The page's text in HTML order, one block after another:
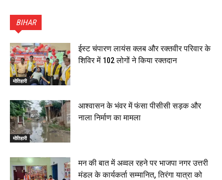
का भव्य पथ संचलन, 5 July 2026
00:22
बेतिया : मझौलिया में 1.24 क्विंटल गांजा के साथ बोलेरो ज़ब्त, दो
तस्कर गिरफ्तार, 4 July 2026
00:39
00:33
रक्सौल : सुरक्षा जॉंच को सोना-चांदी दुकानों का एसडीपीओ और
थानाध्यक्ष ने किया निरीक्षण, 19 June 2026
बेतिया में सगे भाई ने मां के साथ मिलकर की भाई की हत्या, शव
जलाया, दोनों गिरफ्तार, 14 June 2026
00:12
BIHAR
मोतिहारी
ईस्ट चंपारण लायंस क्लब और रक्तवीर परिवार के
शिविर में 102 लोगों ने किया रक्तदान
मोतिहारी
आश्वासन के भंवर में फंसा पीसीसी सड़क और
नाला निर्माण का मामला
मन की बात में अव्वल रहने पर भाजपा नगर उत्तरी
मंडल के कार्यकर्ता सम्मानित, तिरंगा यात्रा को